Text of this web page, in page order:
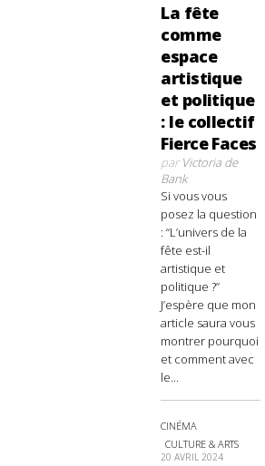
La fête
comme
espace
artistique
et politique
: le collectif
Fierce Faces
parVictoria de
Bank
Si vous vous
posez la question
: “L’univers de la
fête est-il
artistique et
politique ?”
J’espère que mon
article saura vous
montrer pourquoi
et comment avec
le...
CINÉMA
CULTURE & ARTS
20 AVRIL 2024